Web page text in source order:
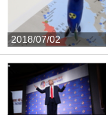
2018/07/02